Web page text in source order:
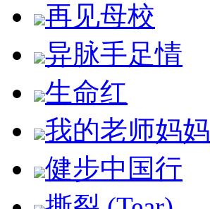
再见母校
异脉手足情
生命红
我的老师妈妈
健步中国行